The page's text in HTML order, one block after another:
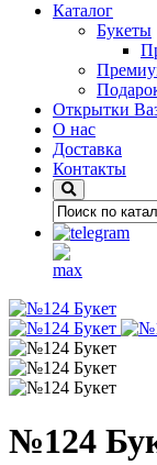
Каталог
Букеты
Открытки
О нас
Доставка
Контакты
№124